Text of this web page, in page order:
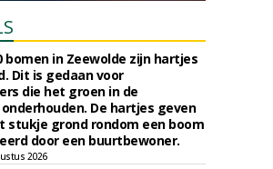
bomen in Zeewolde zijn hartjes
Dit is gedaan voor
die het groen in de
De hartjes geven
stukje grond rondom een boom
door een buurtbewoner.
2026